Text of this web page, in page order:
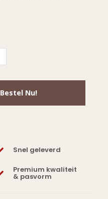
Bestel Nu!
Snel geleverd
Premium kwaliteit
& pasvorm